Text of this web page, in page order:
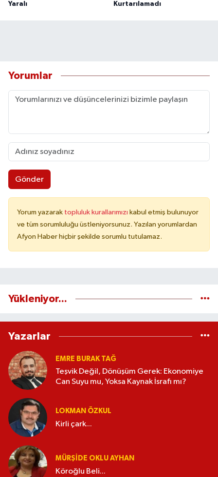
Yaralı Kurtarılamadı
Yorumlar
Gönder
Yorum yazarak topluluk kurallarımızı kabul etmiş bulunuyor
ve tüm sorumluluğu üstleniyorsunuz. Yazılan yorumlardan
Afyon Haber hiçbir şekilde sorumlu tutulamaz.
Yükleniyor...
Yazarlar
EMRE BURAK TAĞ
Teşvik Değil, Dönüşüm Gerek: Ekonomiye
Can Suyu mu, Yoksa Kaynak İsrafı mı?
LOKMAN ÖZKUL
Kirli çark...
MÜRŞIDE OKLU AYHAN
Köroğlu Beli...